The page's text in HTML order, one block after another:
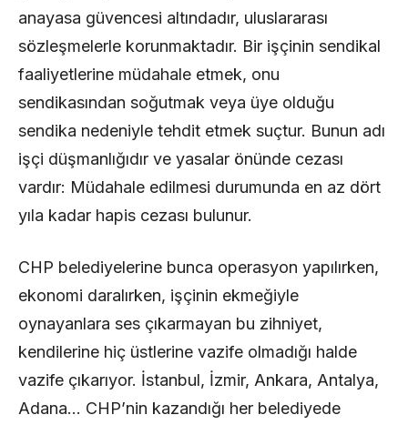
anayasa güvencesi altındadır, uluslararası
sözleşmelerle korunmaktadır. Bir işçinin sendikal
faaliyetlerine müdahale etmek, onu
sendikasından soğutmak veya üye olduğu
sendika nedeniyle tehdit etmek suçtur. Bunun adı
işçi düşmanlığıdır ve yasalar önünde cezası
vardır: Müdahale edilmesi durumunda en az dört
yıla kadar hapis cezası bulunur.
CHP belediyelerine bunca operasyon yapılırken,
ekonomi daralırken, işçinin ekmeğiyle
oynayanlara ses çıkarmayan bu zihniyet,
kendilerine hiç üstlerine vazife olmadığı halde
vazife çıkarıyor. İstanbul, İzmir, Ankara, Antalya,
Adana… CHP’nin kazandığı her belediyede